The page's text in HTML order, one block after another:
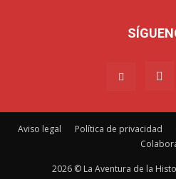
Aviso legal Política de privacidad
2026 © La Aventura de la